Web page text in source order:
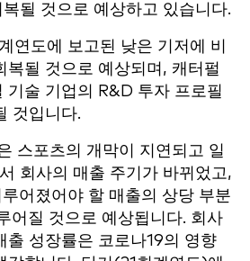
될 것으로 예상하고 있습니다.
연도에 보고된 낮은 기저에 비
복될 것으로 예상되며, 캐터펄
기술 기업의 R&D 투자 프로필
것입니다.
스포츠의 개막이 지연되고 일
회사의 매출 주기가 바뀌었고,
어졌어야 할 매출의 상당 부분
어질 것으로 예상됩니다. 회사
출 성장률은 코로나19의 영향